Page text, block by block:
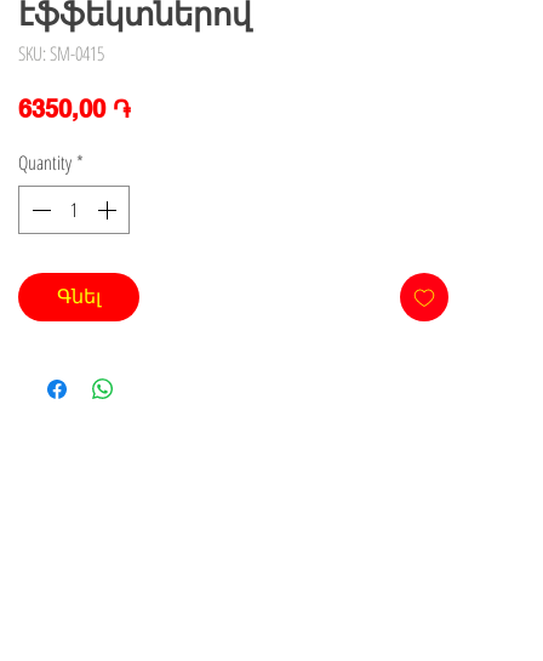
էֆֆեկտներով
SKU: SM-0415
6350,00 ֏Price
Quantity *
Գնել